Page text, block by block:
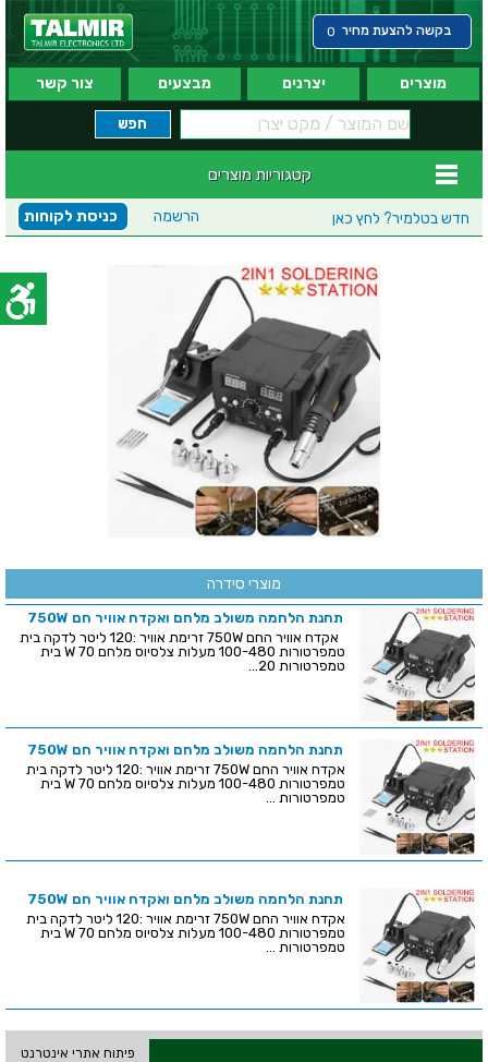
בקשה להצעת מחיר 0
מוצרים יצרנים מבצעים צור קשר
קטגוריות מוצרים
חדש בטלמיר? לחץ כאן כניסת לקוחות הרשמה
מוצרי סידרה
תחנת הלחמה משולב מלחם ואקדח אוויר חם 750W
אקדח אוויר החם 750W זרימת אוויר :120 ליטר לדקה בית
טמפרטורות 100-480 מעלות צלסיוס מלחם 70 W בית
טמפרטורות 20...
תחנת הלחמה משולב מלחם ואקדח אוויר חם 750W
אקדח אוויר החם 750W זרימת אוויר :120 ליטר לדקה בית
טמפרטורות 100-480 מעלות צלסיוס מלחם 70 W בית
טמפרטורות ...
תחנת הלחמה משולב מלחם ואקדח אוויר חם 750W
אקדח אוויר החם 750W זרימת אוויר :120 ליטר לדקה בית
טמפרטורות 100-480 מעלות צלסיוס מלחם 70 W בית
טמפרטורות ...
פיתוח אתרי אינטרנט